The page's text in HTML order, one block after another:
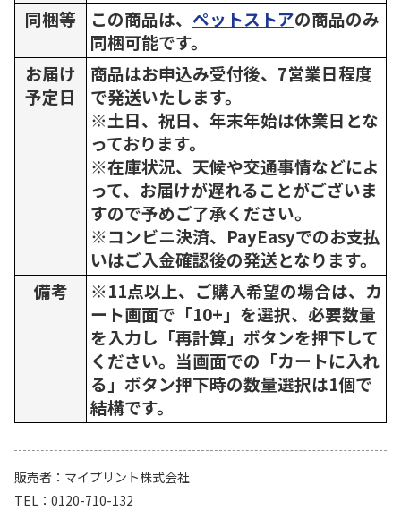
同梱等
この商品は、 ペットストアの商品のみ
同梱可能です。
お届け
予定日
商品はお申込み受付後、7営業日程度
で発送いたします。
※土日、祝日、年末年始は休業日とな
っております。
※在庫状況、天候や交通事情などによ
って、お届けが遅れることがございま
すので予めご了承ください。
※コンビニ決済、PayEasyでのお支払
いはご入金確認後の発送となります。
備考
※11点以上、ご購入希望の場合は、カ
ート画面で「10+」を選択、必要数量
を入力し「再計算」ボタンを押下して
ください。当画面での「カートに入れ
る」ボタン押下時の数量選択は1個で
結構です。
販売者
マイプリント株式会社
TEL
0120-710-132